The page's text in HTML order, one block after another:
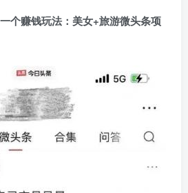
个赚钱玩法：美女+旅游微头条项